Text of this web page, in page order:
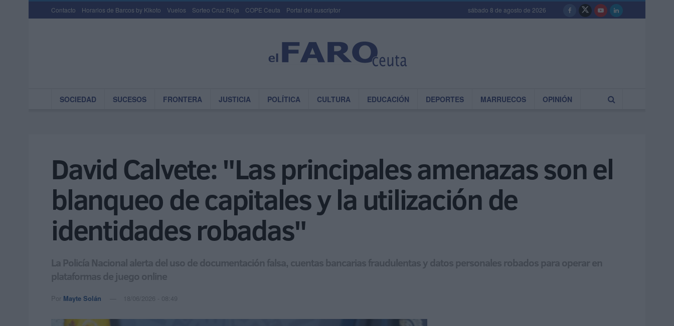
Contacto Horarios de Barcos by Kikoto Vuelos Sorteo Cruz Roja COPE Ceuta Portal del suscriptor sábado 8 de agosto de 2026
SOCIEDAD SUCESOS FRONTERA JUSTICIA POLÍTICA CULTURA EDUCACIÓN DEPORTES MARRUECOS OPINIÓN
David Calvete: "Las principales amenazas son el
blanqueo de capitales y la utilización de
identidades robadas"
La Policía Nacional alerta del uso de documentación falsa, cuentas bancarias fraudulentas y datos personales robados para operar en
plataformas de juego online
Por Mayte Solán 18/06/2026 - 08:49